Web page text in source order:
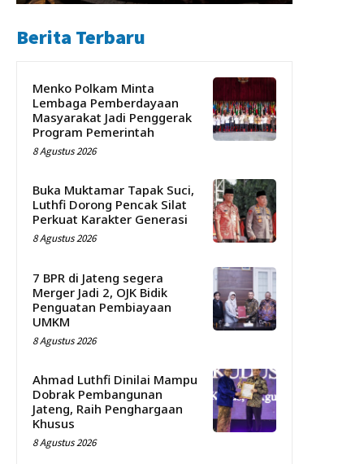
Berita Terbaru
Menko Polkam Minta
Lembaga Pemberdayaan
Masyarakat Jadi Penggerak
Program Pemerintah
8 Agustus 2026
Buka Muktamar Tapak Suci,
Luthfi Dorong Pencak Silat
Perkuat Karakter Generasi
8 Agustus 2026
7 BPR di Jateng segera
Merger Jadi 2, OJK Bidik
Penguatan Pembiayaan
UMKM
8 Agustus 2026
Ahmad Luthfi Dinilai Mampu
Dobrak Pembangunan
Jateng, Raih Penghargaan
Khusus
8 Agustus 2026